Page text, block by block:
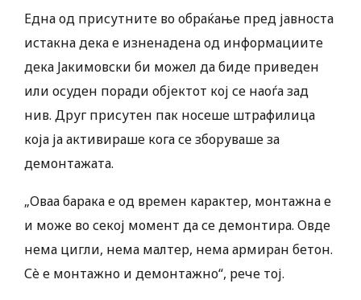
Една од присутните во обраќање пред јавноста
истакна дека е изненадена од информациите
дека Јакимовски би можел да биде приведен
или осуден поради објектот кој се наоѓа зад
нив. Друг присутен пак носеше штрафилица
која ја активираше кога се зборуваше за
демонтажата.
„Оваа барака е од времен карактер, монтажна е
и може во секој момент да се демонтира. Овде
нема цигли, нема малтер, нема армиран бетон.
Сè е монтажно и демонтажно“, рече тој.